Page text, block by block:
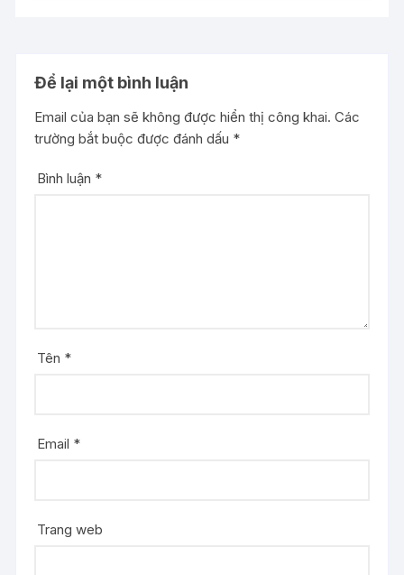
Để lại một bình luận
Email của bạn sẽ không được hiển thị công khai. Các
trường bắt buộc được đánh dấu *
Bình luận *
Tên *
Email *
Trang web